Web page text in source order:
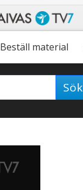
Beställ material
Sök